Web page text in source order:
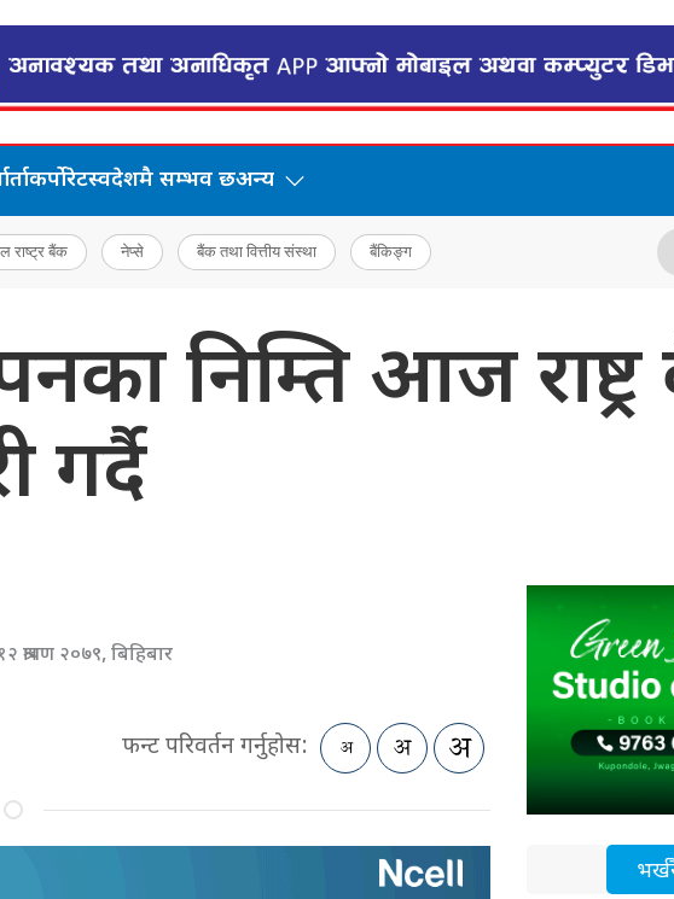
कर्पोरेटस्वदेशमै सम्भव छअन्य
राष्ट्र बैंक नेप्से बैंक तथा वित्तीय संस्था बैंकिङ्ग
निम्ति आज
गर्दै
१२ श्रावण २०७९, बिहिबार
फन्ट परिवर्तन गर्नुहोस: